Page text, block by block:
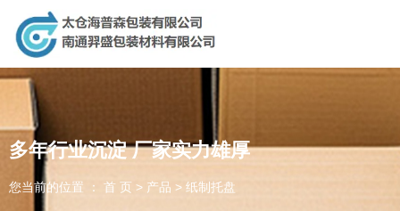
太仓海普森包装有限公司，专业生产销售：纸制品，重型包装，现
场捆包服务，供应链对接，木制品！
太仓海普森包装有限公司
多年行业沉淀 厂家实力雄厚
您当前的位置 ： 首 页 > 产品 > 纸制托盘